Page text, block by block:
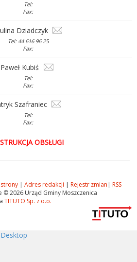
Tel:
Fax:
Dziadczyk
Tel: 44 616 96 25
Fax:
Paweł Kubiś
Tel:
Fax:
Szafraniec
Tel:
Fax:
OBSŁUGI
| Adres redakcji | Rejestr zmian | RSS
© 2026 Urząd Gminy Moszczenica
TITUTO Sp. z o.o.